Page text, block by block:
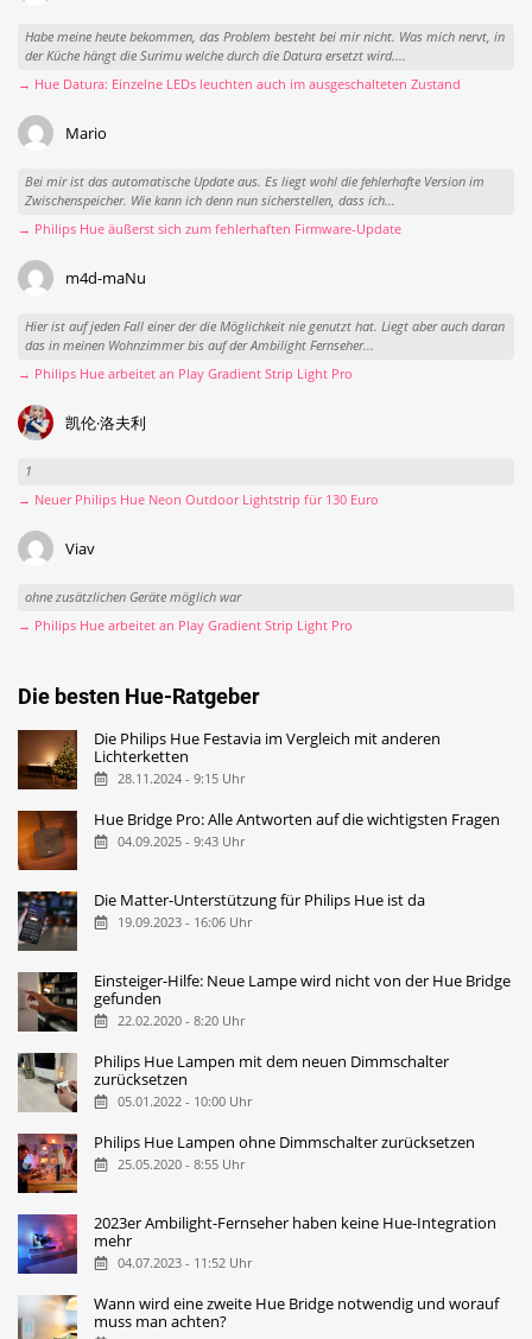
Habe meine heute bekommen, das Problem besteht bei mir nicht. Was mich nervt, in
der Küche hängt die Surimu welche durch die Datura ersetzt wird....
→ Hue Datura: Einzelne LEDs leuchten auch im ausgeschalteten Zustand
Mario
Bei mir ist das automatische Update aus. Es liegt wohl die fehlerhafte Version im
Zwischenspeicher. Wie kann ich denn nun sicherstellen, dass ich...
→ Philips Hue äußerst sich zum fehlerhaften Firmware-Update
m4d-maNu
Hier ist auf jeden Fall einer der die Möglichkeit nie genutzt hat. Liegt aber auch daran
das in meinen Wohnzimmer bis auf der Ambilight Fernseher...
→ Philips Hue arbeitet an Play Gradient Strip Light Pro
凯伦·洛夫利
1
→ Neuer Philips Hue Neon Outdoor Lightstrip für 130 Euro
Viav
ohne zusätzlichen Geräte möglich war
→ Philips Hue arbeitet an Play Gradient Strip Light Pro
Die besten Hue-Ratgeber
Die Philips Hue Festavia im Vergleich mit anderen
Lichterketten
28.11.2024 - 9:15 Uhr
Hue Bridge Pro: Alle Antworten auf die wichtigsten Fragen
04.09.2025 - 9:43 Uhr
Die Matter-Unterstützung für Philips Hue ist da
19.09.2023 - 16:06 Uhr
Einsteiger-Hilfe: Neue Lampe wird nicht von der Hue Bridge
gefunden
22.02.2020 - 8:20 Uhr
Philips Hue Lampen mit dem neuen Dimmschalter
zurücksetzen
05.01.2022 - 10:00 Uhr
Philips Hue Lampen ohne Dimmschalter zurücksetzen
25.05.2020 - 8:55 Uhr
2023er Ambilight-Fernseher haben keine Hue-Integration
mehr
04.07.2023 - 11:52 Uhr
Wann wird eine zweite Hue Bridge notwendig und worauf
muss man achten?